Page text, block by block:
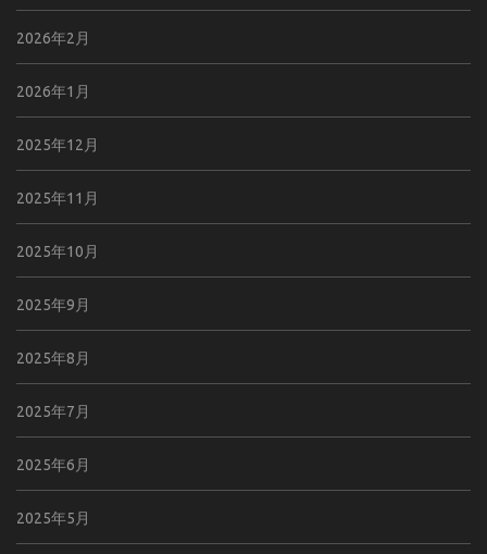
2026年2月
2026年1月
2025年12月
2025年11月
2025年10月
2025年9月
2025年8月
2025年7月
2025年6月
2025年5月